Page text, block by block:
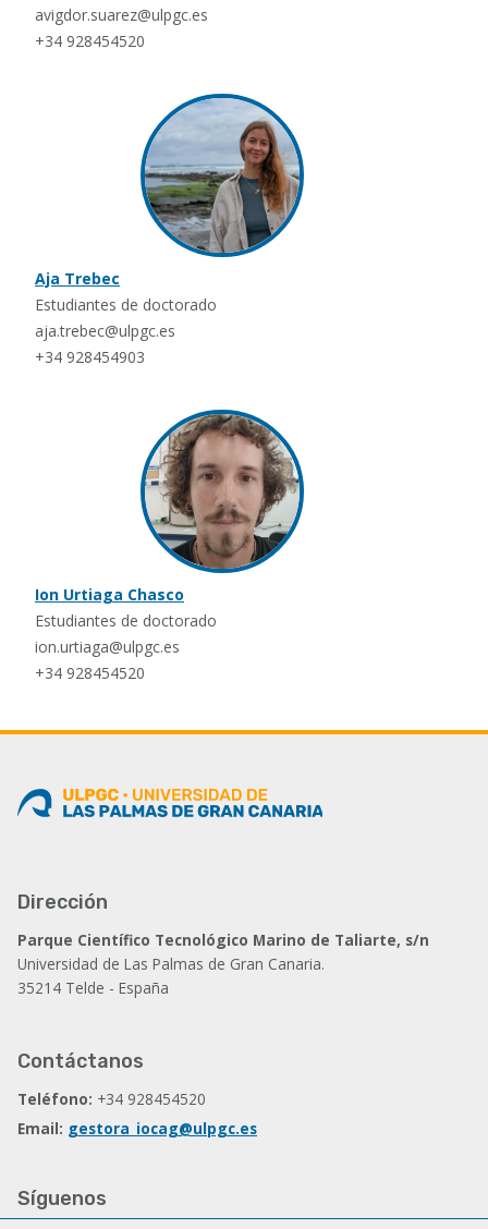
avigdor.suarez@ulpgc.es
+34 928454520
Aja Trebec
Estudiantes de doctorado
aja.trebec@ulpgc.es
+34 928454903
Ion Urtiaga Chasco
Estudiantes de doctorado
ion.urtiaga@ulpgc.es
+34 928454520
Dirección
Parque Científico Tecnológico Marino de Taliarte, s/n
Universidad de Las Palmas de Gran Canaria.
35214 Telde - España
Contáctanos
Teléfono: +34 928454520
Email: gestora_iocag@ulpgc.es
Síguenos